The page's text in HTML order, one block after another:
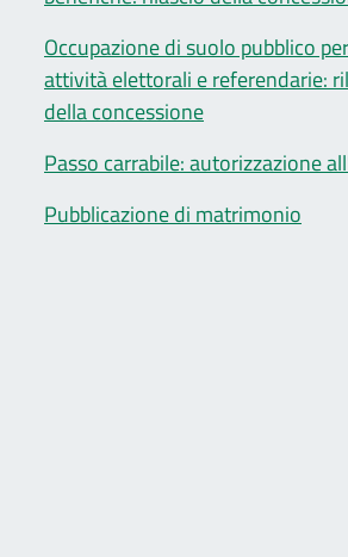
Occupazione di suolo pubblico
attività elettorali e referendarie:
della concessione
Passo carrabile: autorizzazione
Pubblicazione di matrimonio